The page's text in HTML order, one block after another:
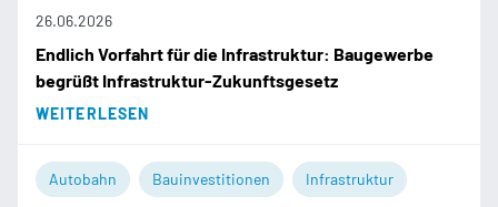
26.06.2026
Endlich Vorfahrt für die Infrastruktur: Baugewerbe
begrüßt Infrastruktur-Zukunftsgesetz
WEITERLESEN
Autobahn Bauinvestitionen Infrastruktur